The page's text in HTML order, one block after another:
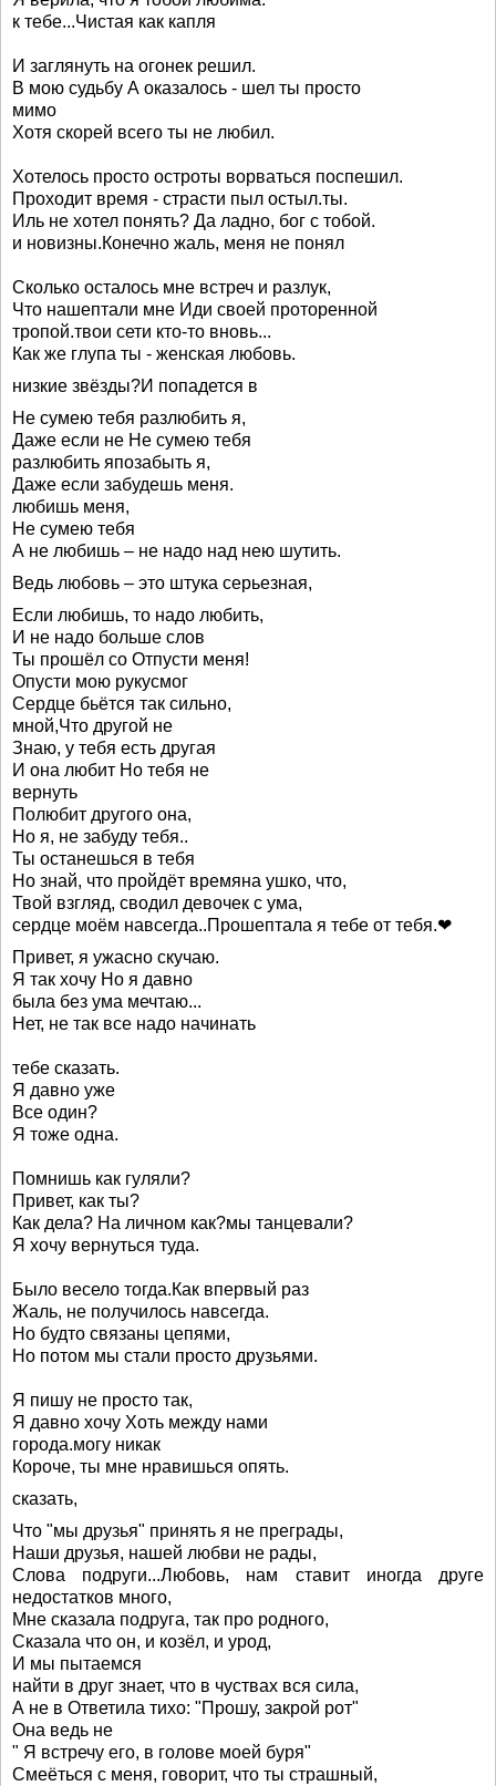
к тебе...Чистая как капля
И заглянуть на огонек решил.
В мою судьбу А оказалось - шел ты просто
мимо
Хотя скорей всего ты не любил.
Хотелось просто остроты ворваться поспешил.
Проходит время - страсти пыл остыл.ты.
Иль не хотел понять? Да ладно, бог с тобой.
и новизны.Конечно жаль, меня не понял
Сколько осталось мне встреч и разлук,
Что нашептали мне Иди своей проторенной
тропой.твои сети кто-то вновь...
Как же глупа ты - женская любовь.
низкие звёзды?И попадется в
Не сумею тебя разлюбить я,
Даже если не Не сумею тебя
разлюбить япозабыть я,
Даже если забудешь меня.
любишь меня,
Не сумею тебя
А не любишь – не надо над нею шутить.
Ведь любовь – это штука серьезная,
Если любишь, то надо любить,
И не надо больше слов
Ты прошёл со Отпусти меня!
Опусти мою рукусмог
Сердце бьётся так сильно,
мной,Что другой не
Знаю, у тебя есть другая
И она любит Но тебя не
вернуть
Полюбит другого она,
Но я, не забуду тебя..
Ты останешься в тебя
Но знай, что пройдёт времяна ушко, что,
Твой взгляд, сводил девочек с ума,
сердце моём навсегда..Прошептала я тебе от тебя.❤
Привет, я ужасно скучаю.
Я так хочу Но я давно
была без ума мечтаю...
Нет, не так все надо начинать
тебе сказать.
Я давно уже
Все один?
Я тоже одна.
Помнишь как гуляли?
Привет, как ты?
Как дела? На личном как?мы танцевали?
Я хочу вернуться туда.
Было весело тогда.Как впервый раз
Жаль, не получилось навсегда.
Но будто связаны цепями,
Но потом мы стали просто друзьями.
Я пишу не просто так,
Я давно хочу Хоть между нами
города.могу никак
Короче, ты мне нравишься опять.
сказать,
Что "мы друзья" принять я не преграды,
Наши друзья, нашей любви не рады,
Слова подруги...Любовь, нам ставит иногда друге
недостатков много,
Мне сказала подруга, так про родного,
Сказала что он, и козёл, и урод,
И мы пытаемся
найти в друг знает, что в чуствах вся сила,
А не в Ответила тихо: "Прошу, закрой рот"
Она ведь не
" Я встречу его, в голове моей буря"
Смеёться с меня, говорит, что ты страшный,